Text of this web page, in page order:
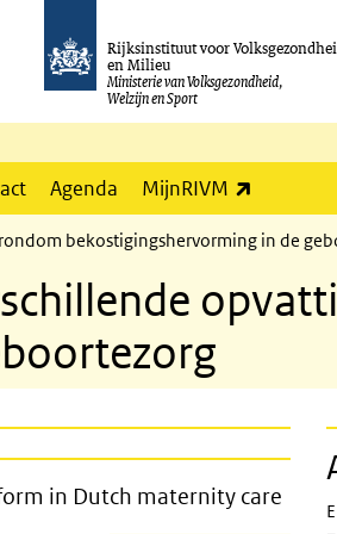
Rijksinstituut voor
en Milieu
Ministerie van Volksgezondheid,
Welzijn en Sport
Agenda MijnRIVM
bekostigingshervorming in de
on payment
in Dutch maternity care